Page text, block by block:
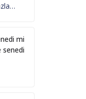
mi
senedi